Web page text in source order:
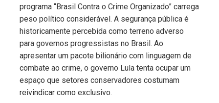
programa “Brasil Contra o Crime Organizado” carrega
peso político considerável. A segurança pública é
historicamente percebida como terreno adverso
para governos progressistas no Brasil. Ao
apresentar um pacote bilionário com linguagem de
combate ao crime, o governo Lula tenta ocupar um
espaço que setores conservadores costumam
reivindicar como exclusivo.